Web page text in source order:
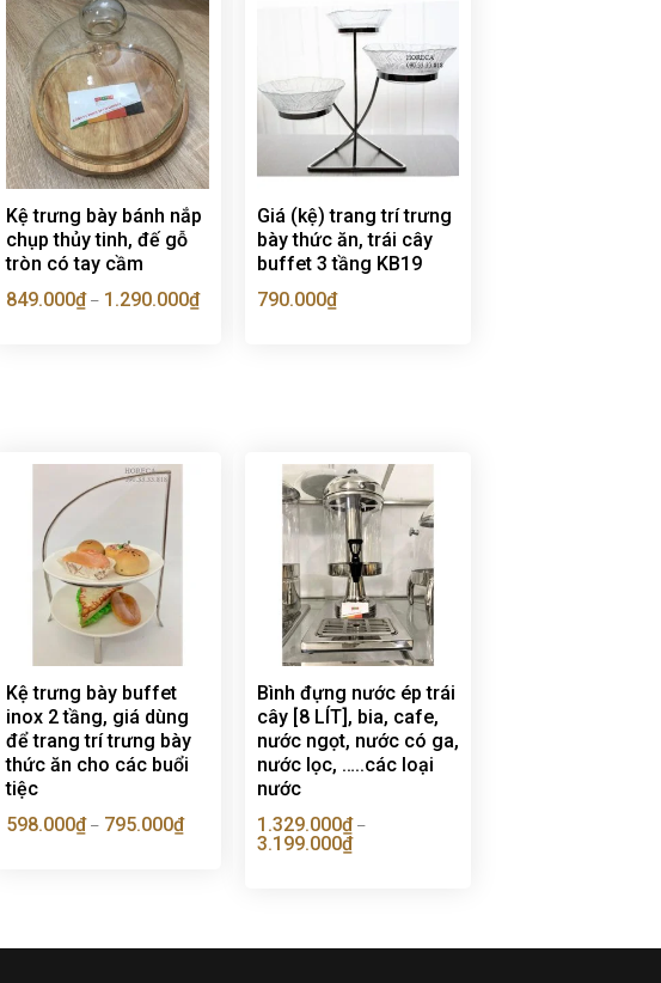
Kệ trưng bày bánh nắp
chụp thủy tinh, đế gỗ
tròn có tay cầm
849.000₫– 1.290.000₫
Giá (kệ) trang trí trưng
bày thức ăn, trái cây
buffet 3 tầng KB19
790.000₫
Kệ trưng bày buffet
inox 2 tầng, giá dùng
để trang trí trưng bày
thức ăn cho các buổi
tiệc
598.000₫– 795.000₫
Bình đựng nước ép trái
cây [8 LÍT], bia, cafe,
nước ngọt, nước có ga,
nước lọc, …..các loại
nước
1.329.000₫–
3.199.000₫